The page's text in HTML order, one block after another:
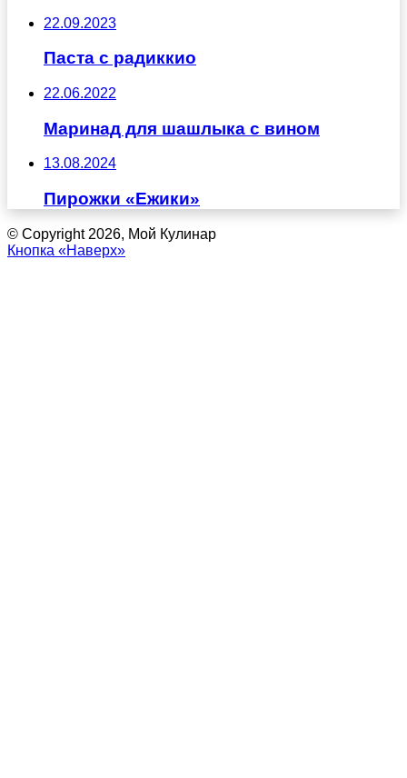
22.09.2023
Паста с радиккио
22.06.2022
Маринад для шашлыка с вином
13.08.2024
Пирожки «Ежики»
© Copyright 2026, Мой Кулинар
Кнопка «Наверх»